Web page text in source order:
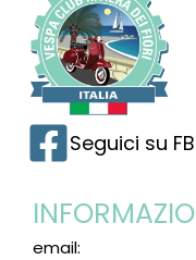
Seguici su FB
email: